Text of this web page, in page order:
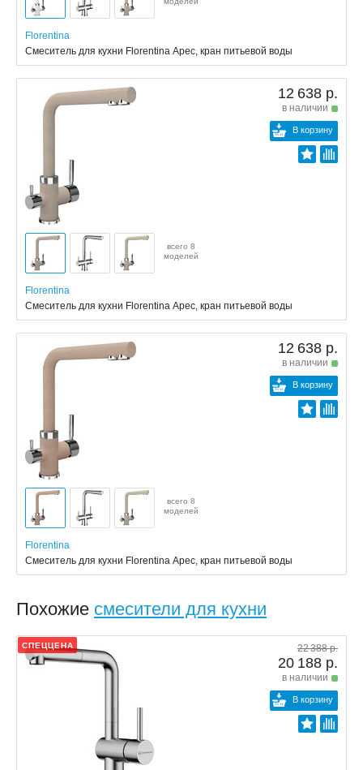
Florentina
Смеситель для кухни Florentina Арес, кран питьевой воды
12 638 р.
в наличии
В корзину
всего 8
моделей
Florentina
Смеситель для кухни Florentina Арес, кран питьевой воды
12 638 р.
в наличии
В корзину
всего 8
моделей
Florentina
Смеситель для кухни Florentina Арес, кран питьевой воды
Похожие смесители для кухни
СПЕЦЦЕНА 22 388 р.
20 188 р.
в наличии
В корзину